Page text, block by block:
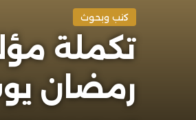
كتب وبحوث
رمضان